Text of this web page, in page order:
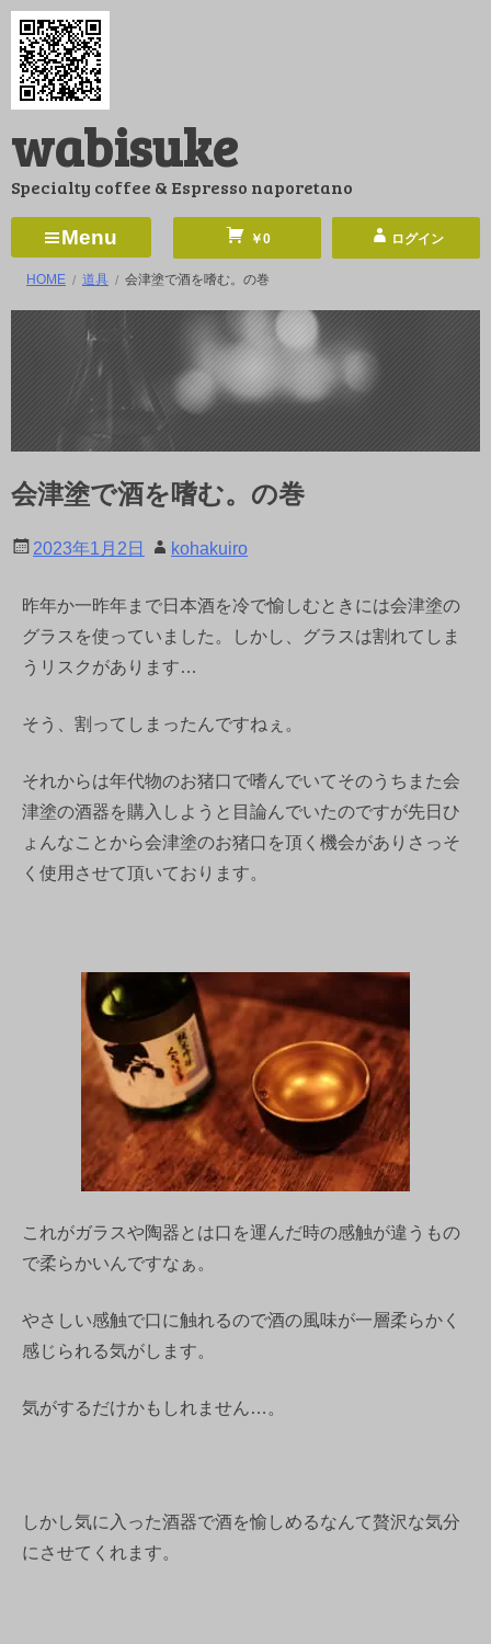
コ
ン
ツ
ス
ッ
wabisuke
Specialty coffee & Espresso naporetano
Menu ￥0 ログイン
HOME 道具 会津塗で酒を嗜む。の巻
会津塗で酒を嗜む。の巻
2023年1月2日 kohakuiro
昨年か一昨年まで日本酒を冷で愉しむときには会津塗の
グラスを使っていました。
しかし、グラスは割れてしま
うリスクがあります…
そう、割ってしまったんですねぇ。
それからは年代物のお猪口で嗜んでいてそのうちまた会
津塗の酒器を購入しようと目論んでいたのですが先日ひ
ょんなことから会津塗のお猪口を頂く機会がありさっそ
く使用させて頂いております。
これがガラスや陶器とは口を運んだ時の感触が違うもの
で柔らかいんですなぁ。
やさしい感触で口に触れるので酒の風味が一層柔らかく
感じられる気がします。
気がするだけかもしれません…。
しかし気に入った酒器で酒を愉しめるなんて贅沢な気分
にさせてくれます。